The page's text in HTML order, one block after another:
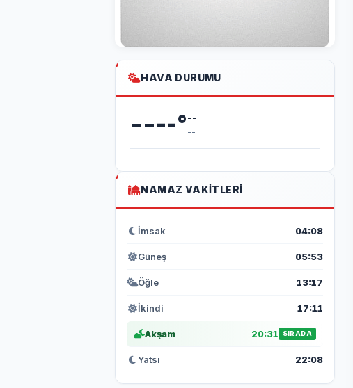
HAVA DURUMU
----°--
--
NAMAZ VAKITLERI
İmsak 04:08
Güneş 05:53
Öğle 13:17
İkindi 17:11
Akşam 20:31 SIRADA
Yatsı 22:08